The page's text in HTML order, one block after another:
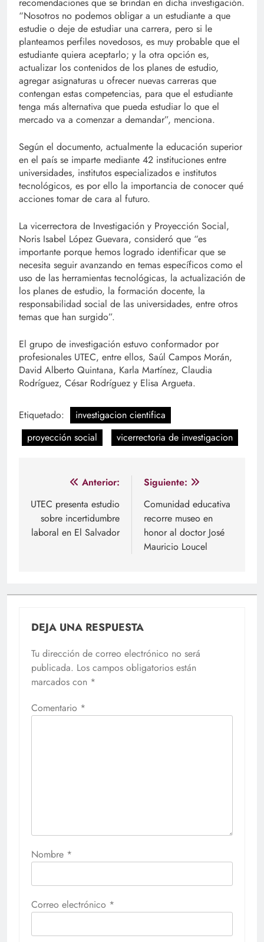
recomendaciones que se brindan en dicha investigación.
“Nosotros no podemos obligar a un estudiante a que
estudie o deje de estudiar una carrera, pero si le
planteamos perfiles novedosos, es muy probable que el
estudiante quiera aceptarlo; y la otra opción es,
actualizar los contenidos de los planes de estudio,
agregar asignaturas u ofrecer nuevas carreras que
contengan estas competencias, para que el estudiante
tenga más alternativa que pueda estudiar lo que el
mercado va a comenzar a demandar”, menciona.
Según el documento, actualmente la educación superior
en el país se imparte mediante 42 instituciones entre
universidades, institutos especializados e institutos
tecnológicos, es por ello la importancia de conocer qué
acciones tomar de cara al futuro.
La vicerrectora de Investigación y Proyección Social,
Noris Isabel López Guevara, consideró que “es
importante porque hemos logrado identificar que se
necesita seguir avanzando en temas específicos como el
uso de las herramientas tecnológicas, la actualización de
los planes de estudio, la formación docente, la
responsabilidad social de las universidades, entre otros
temas que han surgido”.
El grupo de investigación estuvo conformador por
profesionales UTEC, entre ellos, Saúl Campos Morán,
David Alberto Quintana, Karla Martínez, Claudia
Rodríguez, César Rodríguez y Elisa Argueta.
Etiquetado:
investigacion cientifica
proyección social
vicerrectoria de investigacion
Navegación
de
entradas
Anterior:
UTEC presenta estudio
sobre incertidumbre
laboral en El Salvador
Siguiente:
Comunidad educativa
recorre museo en
honor al doctor José
Mauricio Loucel
DEJA UNA RESPUESTA
Tu dirección de correo electrónico no será
publicada. Los campos obligatorios están
marcados con *
Comentario *
Nombre *
Correo electrónico *